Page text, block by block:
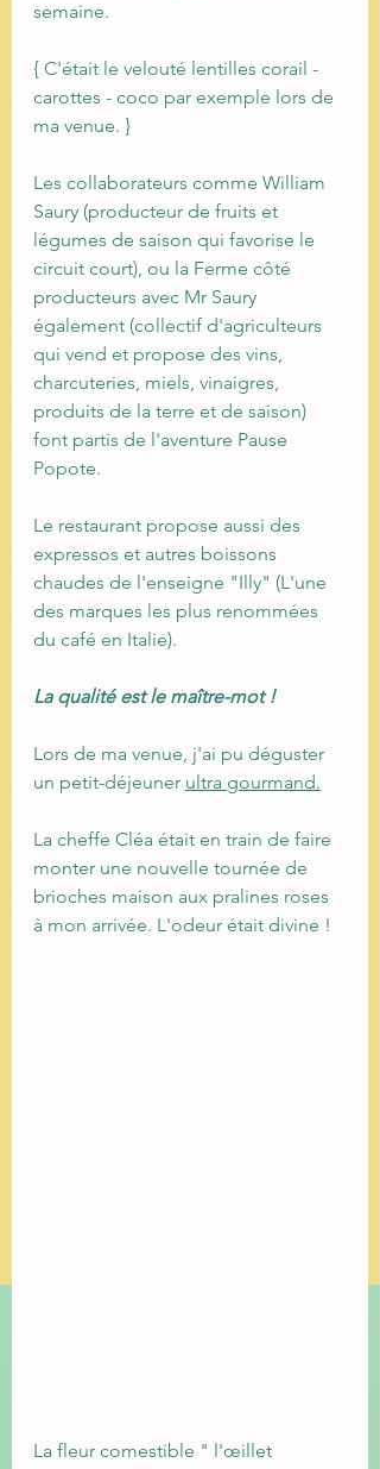
semaine.
{ C'était le velouté lentilles corail -
carottes - coco par exemple lors de
ma venue. }
Les collaborateurs comme William
Saury (producteur de fruits et
légumes de saison qui favorise le
circuit court), ou la Ferme côté
producteurs avec Mr Saury
également (collectif d'agriculteurs
qui vend et propose des vins,
charcuteries, miels, vinaigres,
produits de la terre et de saison)
font partis de l'aventure Pause
Popote.
Le restaurant propose aussi des
expressos et autres boissons
chaudes de l'enseigne "Illy" (L'une
des marques les plus renommées
du café en Italie).
La qualité est le maître-mot !
Lors de ma venue, j'ai pu déguster
un petit-déjeuner ultra gourmand.
La cheffe Cléa était en train de faire
monter une nouvelle tournée de
brioches maison aux pralines roses
à mon arrivée. L'odeur était divine !
La fleur comestible " l'œillet